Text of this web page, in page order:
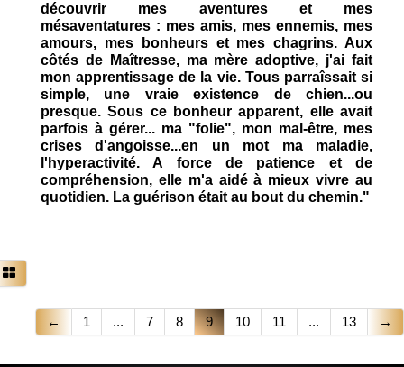
découvrir mes aventures et mes
mésaventatures : mes amis, mes ennemis, mes
amours, mes bonheurs et mes chagrins. Aux
côtés de Maîtresse, ma mère adoptive, j'ai fait
mon apprentissage de la vie. Tous parraîssait si
simple, une vraie existence de chien...ou
presque. Sous ce bonheur apparent, elle avait
parfois à gérer... ma "folie", mon mal-être, mes
crises d'angoisse...en un mot ma maladie,
l'hyperactivité. A force de patience et de
compréhension, elle m'a aidé à mieux vivre au
quotidien. La guérison était au bout du chemin."
← 1 ... 7 8 9 10 11 ... 13 →